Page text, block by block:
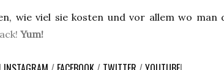
wie viel sie kosten und vor allem wo
Yum!